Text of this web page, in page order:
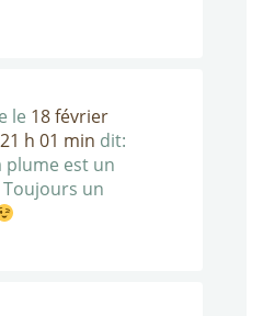
le 18 février
h 01 min dit:
plume est un
Toujours un